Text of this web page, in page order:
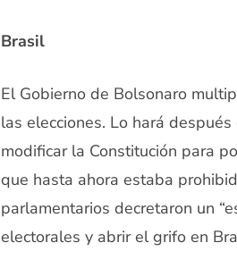
Brasil
El Gobierno de Bolsonaro
las elecciones. Lo hará
modificar la Constitución para
que hasta ahora estaba
parlamentarios decretaron un
electorales y abrir el grifo en